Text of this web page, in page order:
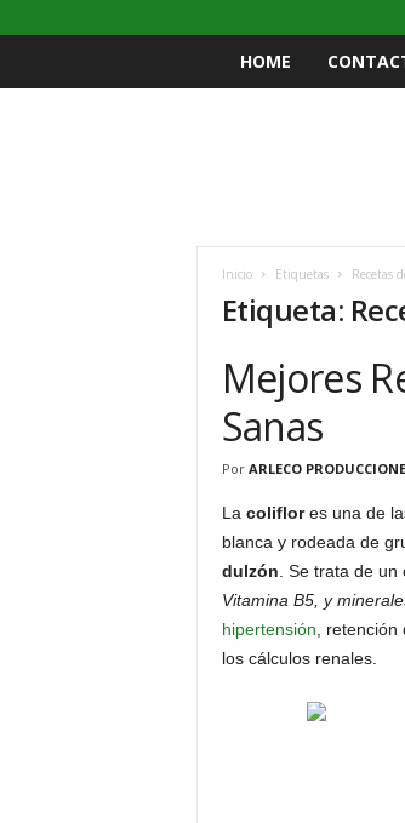
HOME
Inicio Etiquetas Recetas
Etiqueta:
Mejores
Sanas
Por ARLECO
La coliflores una de
blanca y rodeada de
dulzón . Se trata de
Vitamina B5, y
hipertensión ,
los cálculos renales.